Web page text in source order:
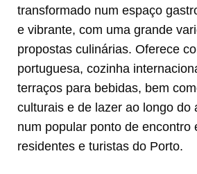
transformado num espaço
e vibrante, com uma grande
propostas culinárias. Oferece
portuguesa, cozinha
terraços para bebidas, bem
culturais e de lazer ao longo do
num popular ponto de encontro
residentes e turistas do Porto.